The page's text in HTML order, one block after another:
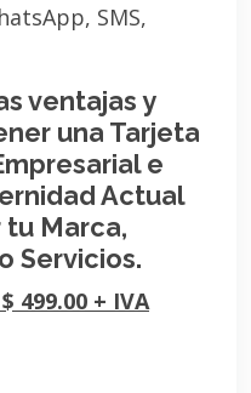
SMS,
ventajas y
una Tarjeta
e
Actual
Marca,
Servicios.
499.00 + IVA